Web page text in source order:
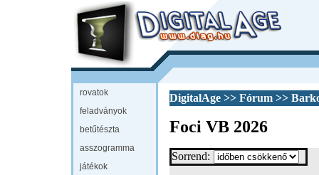
rovatok
feladványok
betűtészta
asszogramma
játékok
DigitalAge >> Fórum >>
Foci VB 2026
Sorrend: